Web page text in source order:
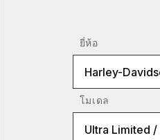
ยี่ห้อ
Harley-
โมเดล
Ultra Limited /